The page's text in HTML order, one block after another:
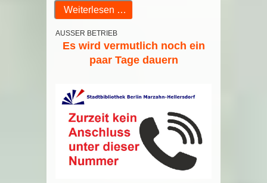
Weiterlesen …
AUSSER BETRIEB
Es wird vermutlich noch ein
paar Tage dauern